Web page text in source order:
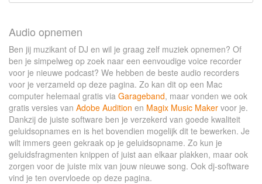
Audio opnemen
Ben jij muzikant of DJ en wil je graag zelf muziek opnemen? Of
ben je simpelweg op zoek naar een eenvoudige voice recorder
voor je nieuwe podcast? We hebben de beste audio recorders
voor je verzameld op deze pagina. Zo kan dit op een Mac
computer helemaal gratis via Garageband, maar vonden we ook
gratis versies van Adobe Audition en Magix Music Maker voor je.
Dankzij de juiste software ben je verzekerd van goede kwaliteit
geluidsopnames en is het bovendien mogelijk dit te bewerken. Je
wilt immers geen gekraak op je geluidsopname. Zo kun je
geluidsfragmenten knippen of juist aan elkaar plakken, maar ook
zorgen voor de juiste mix van jouw nieuwe song. Ook dj-software
vind je ten overvloede op deze pagina.